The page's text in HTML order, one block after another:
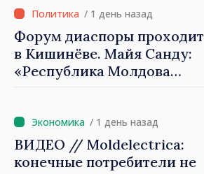
Красного Креста в
Молдове
/ 1 день назад
Форум диаспоры проходит
в Кишинёве. Майя Санду:
«Республика Молдова
диаспора может сыграть
важную роль в
продвижении и поддержке
/ 1 день назад
ВИДЕО // Moldelectrica:
конечные потребители не